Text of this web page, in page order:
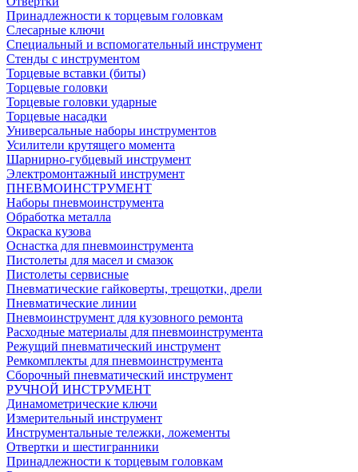
Принадлежности к торцевым головкам
Слесарные ключи
Специальный и вспомогательный инструмент
Стенды с инструментом
Торцевые вставки (биты)
Торцевые головки
Торцевые головки ударные
Торцевые насадки
Универсальные наборы инструментов
Усилители крутящего момента
Шарнирно-губцевый инструмент
Электромонтажный инструмент
ПНЕВМОИНСТРУМЕНТ
Наборы пневмоинструмента
Обработка металла
Окраска кузова
Оснастка для пневмоинструмента
Пистолеты для масел и смазок
Пистолеты сервисные
Пневматические гайковерты, трещотки, дрели
Пневматические линии
Пневмоинструмент для кузовного ремонта
Расходные материалы для пневмоинструмента
Режущий пневматический инструмент
Ремкомплекты для пневмоинструмента
Сборочный пневматический инструмент
РУЧНОЙ ИНСТРУМЕНТ
Динамометрические ключи
Измерительный инструмент
Инструментальные тележки, ложементы
Отвертки и шестигранники
Принадлежности к торцевым головкам